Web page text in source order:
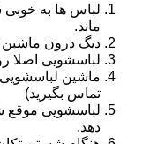
لباس ها به
ماند.
دیگ درون ماشین
لباسشویی اصلا
ماشین
تماس بگیرید)
لباسشویی
دهد.